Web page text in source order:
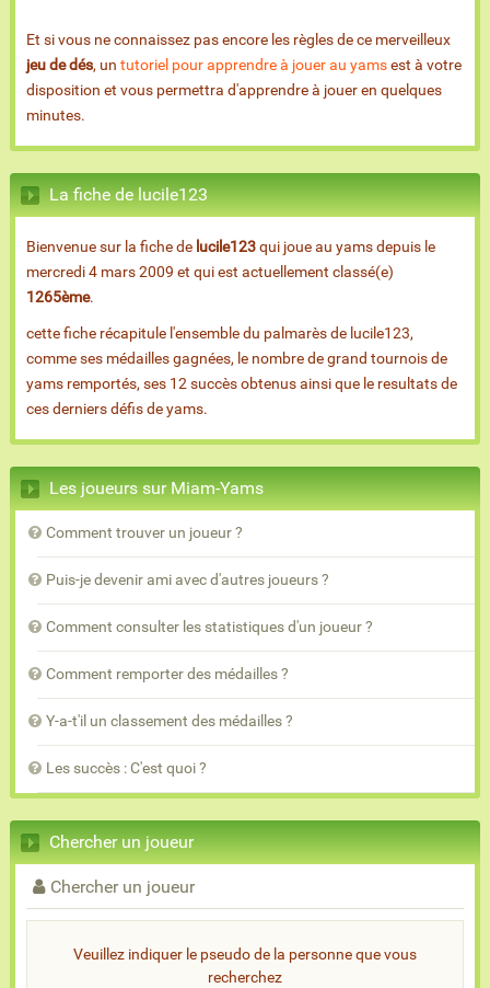
Et si vous ne connaissez pas encore les règles de ce merveilleux
jeu de dés, un tutoriel pour apprendre à jouer au yamsest à votre
disposition et vous permettra d'apprendre à jouer en quelques
minutes.
La fiche de lucile123
Bienvenue sur la fiche de lucile123qui joue au yams depuis le
mercredi 4 mars 2009 et qui est actuellement classé(e)
1265ème.
cette fiche récapitule l'ensemble du palmarès de lucile123,
comme ses médailles gagnées, le nombre de grand tournois de
yams remportés, ses 12 succès obtenus ainsi que le resultats de
ces derniers défis de yams.
Les joueurs sur Miam-Yams
Comment trouver un joueur ?
Puis-je devenir ami avec d'autres joueurs ?
Comment consulter les statistiques d'un joueur ?
Comment remporter des médailles ?
Y-a-t'il un classement des médailles ?
Les succès : C'est quoi ?
Chercher un joueur
Chercher un joueur
Veuillez indiquer le pseudo de la personne que vous
recherchez